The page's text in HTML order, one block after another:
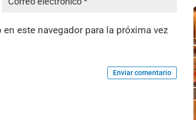
este navegador para la próxima vez
Enviar comentario